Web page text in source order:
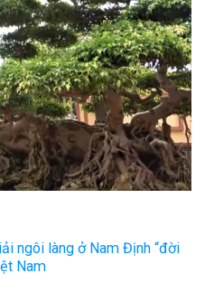
ngôi làng ở Nam Định “đời
Nam